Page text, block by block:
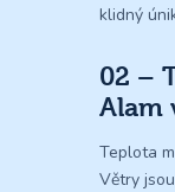
klidný
02 –
Alam
Teplota
Větry